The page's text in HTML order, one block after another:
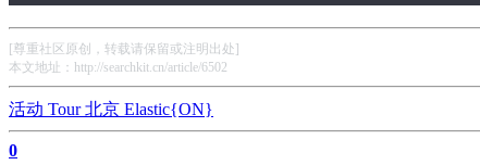
[尊重社区原创，转载请保留或注明出处]
本文地址：http://searchkit.cn/article/6502
活动 Tour北京 Elastic{ON}
0